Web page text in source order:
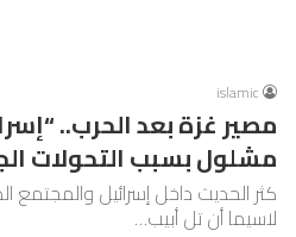
islamic
مصير غزة بعد الحرب..
مشلول بسبب التحولات
كثر الحديث داخل إسرائيل
لاسيما أن تل أبيب…